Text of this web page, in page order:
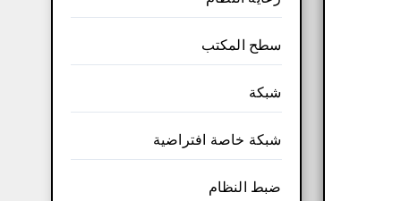
سطح المكتب
شبكة
شبكة خاصة افتراضية
ضبط النظام